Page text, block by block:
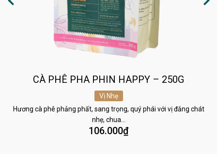
CÀ PHÊ PHA PHIN HAPPY – 250G
Vị Nhẹ
Hương cà phê phảng phất, sang trọng, quý phái với vị đắng chát
nhẹ, chua…
106.000₫